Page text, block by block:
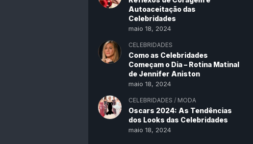
Autoaceitação das
Celebridades
maio 18, 2024
CELEBRIDADES
Como as Celebridades
Começam o Dia – Rotina Matinal
de Jennifer Aniston
maio 18, 2024
CELEBRIDADES / MODA
Oscars 2024: As Tendências
dos Looks das Celebridades
maio 18, 2024